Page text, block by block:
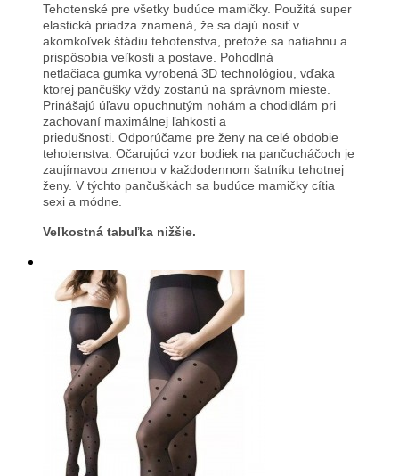
Tehotenské pre všetky budúce mamičky. Použitá super
elastická priadza znamená, že sa dajú nosiť v
akomkoľvek štádiu tehotenstva, pretože sa natiahnu a
prispôsobia veľkosti a postave. Pohodlná
netlačiaca gumka vyrobená 3D technológiou, vďaka
ktorej pančušky vždy zostanú na správnom mieste.
Prinášajú úľavu opuchnutým nohám a chodidlám pri
zachovaní maximálnej ľahkosti a
priedušnosti. Odporúčame pre ženy na celé obdobie
tehotenstva. Očarujúci vzor bodiek na pančucháčoch je
zaujímavou zmenou v každodennom šatníku tehotnej
ženy. V týchto pančuškách sa budúce mamičky cítia
sexi a módne.
Veľkostná tabuľka nižšie.